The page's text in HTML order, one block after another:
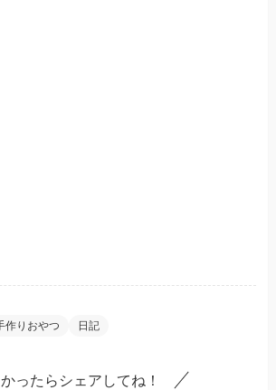
作りおやつ 日記
ったらシェアしてね！